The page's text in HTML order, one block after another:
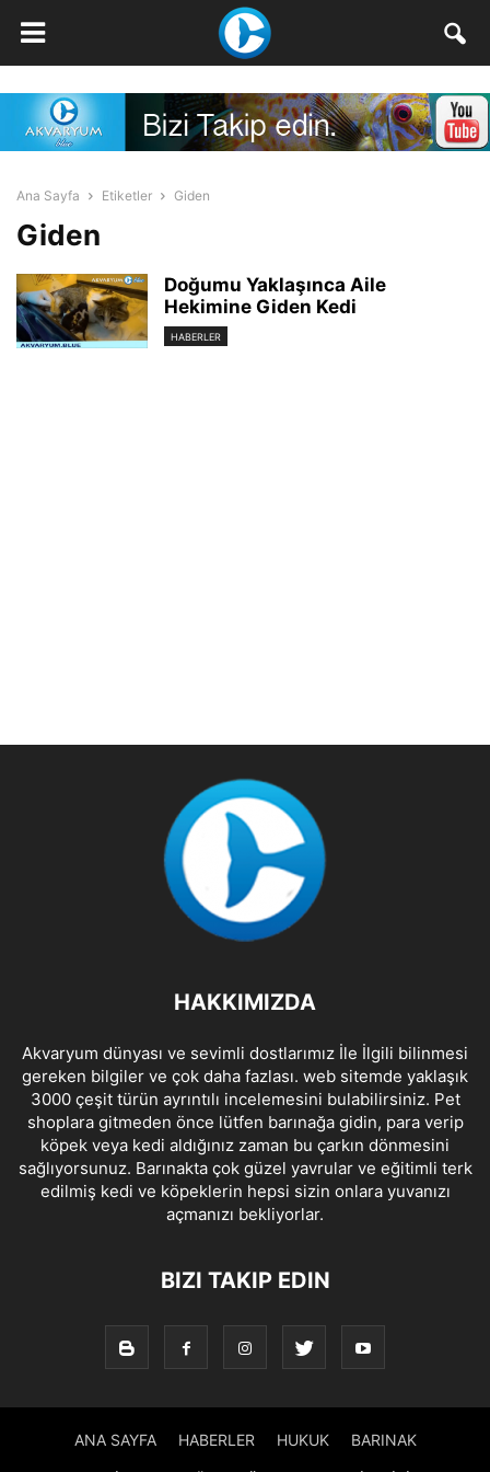
Ana Sayfa Etiketler Giden
Giden
Doğumu Yaklaşınca Aile
Hekimine Giden Kedi
HABERLER
HAKKIMIZDA
Akvaryum dünyası ve sevimli dostlarımız İle İlgili bilinmesi
gereken bilgiler ve çok daha fazlası. web sitemde yaklaşık
3000 çeşit türün ayrıntılı incelemesini bulabilirsiniz. Pet
shoplara gitmeden önce lütfen barınağa gidin, para verip
köpek veya kedi aldığınız zaman bu çarkın dönmesini
sağlıyorsunuz. Barınakta çok güzel yavrular ve eğitimli terk
edilmiş kedi ve köpeklerin hepsi sizin onlara yuvanızı
açmanızı bekliyorlar.
BIZI TAKIP EDIN
ANA SAYFA HABERLER HUKUK BARINAK